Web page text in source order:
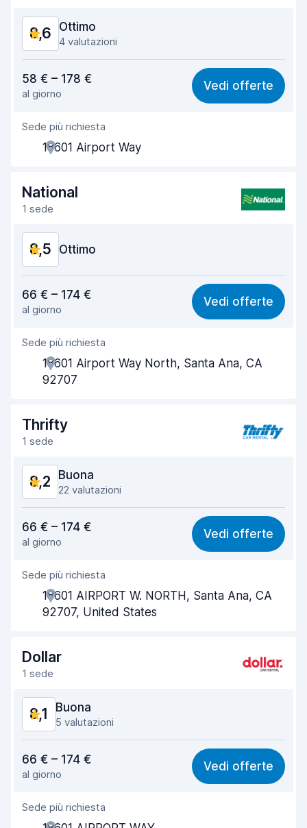
Condizioni dell'auto
8,6 Ottimo
4 valutazioni
8,5
Facile da trovare 8,1
Gentilezza degli agenti
Rapidità del ritiro
Rapidità della riconsegna 8,4
Condizioni dell'auto
58 € – 178 €
al giorno
Vedi offerte
Sede più richiesta
18601 Airport Way
National
1 sede
8,5 Ottimo
8,5
Facile da trovare 8,2
Gentilezza degli agenti
Rapidità del ritiro
Pulizia del veicolo 8,9
Condizioni dell'auto
66 € – 174 €
al giorno
Vedi offerte
Sede più richiesta
18601 Airport Way North, Santa Ana, CA
92707
Thrifty
1 sede
8,2 Buona
22 valutazioni
7,9
Facile da trovare 8,2
Gentilezza degli agenti
Rapidità del ritiro
Pulizia del veicolo 8,8
Condizioni dell'auto
66 € – 174 €
al giorno
Vedi offerte
Sede più richiesta
18601 AIRPORT W. NORTH, Santa Ana, CA
92707, United States
Dollar
1 sede
8,1 Buona
5 valutazioni
7,7
Facile da trovare 8,3
Gentilezza degli agenti
66 € – 174 €
al giorno
Vedi offerte
Sede più richiesta